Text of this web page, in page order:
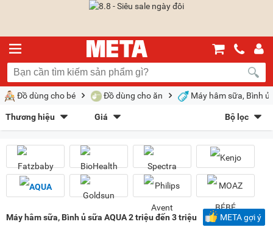
Đồ dùng cho bé Đồ dùng cho ăn Máy hâm sữa, Bình ủ
Thương hiệu
Fatzbaby (28)
Philips Avent (2) MOAZ BÉBÉ(1)
Giá
Sắp xếp theo
Bán chạy nhất Giá tăng dần Giá giảm dần Giảm giá
Mới nhất Trả góp META gợi ý
Bộ lọc
Máy hâm sữa, Bình ủ sữa AQUA 2 triệu đến 3 triệu META gợi ý